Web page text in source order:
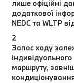
лише офіційні
додаткової
NEDC та WLTP
2
Запас ходу
маршруту,